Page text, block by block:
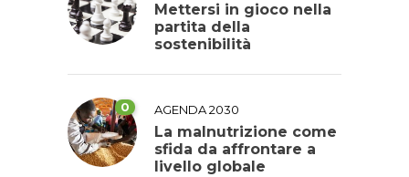
Mettersi in gioco nella
partita della
sostenibilità
0 AGENDA 2030
La malnutrizione come
sfida da affrontare a
livello globale